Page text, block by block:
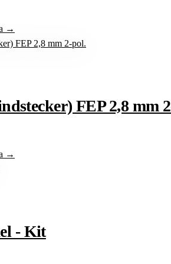
→
FEP 2,8 mm
→
- Kit